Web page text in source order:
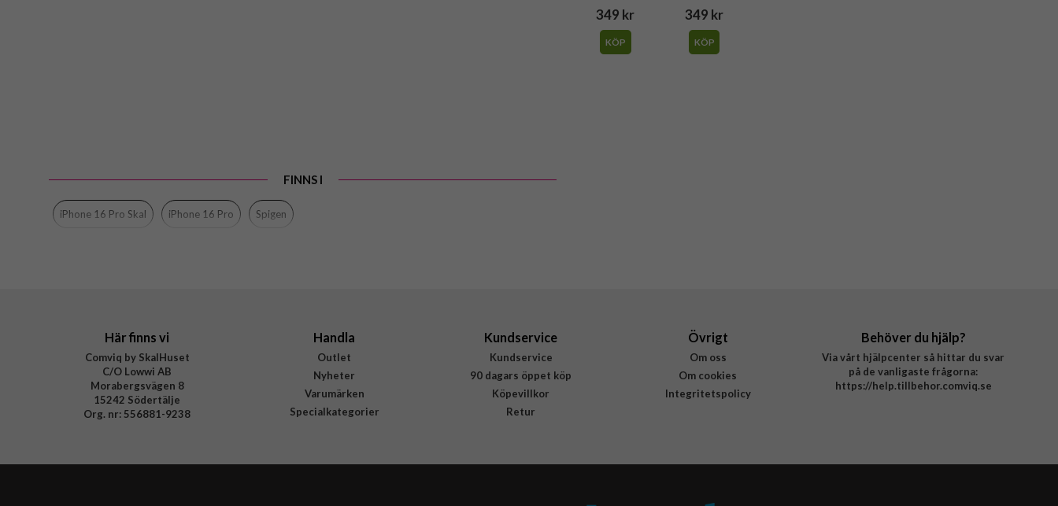
349 kr
KÖP
349 kr
KÖP
FINNS I
iPhone 16 Pro Skal iPhone 16 Pro Spigen
Här finns vi
Comviq by SkalHuset
C/O Lowwi AB
Morabergsvägen 8
15242 Södertälje
Org. nr: 556881-9238
Handla
Outlet
Nyheter
Varumärken
Specialkategorier
Kundservice
Kundservice
90 dagars öppet köp
Köpevillkor
Retur
Övrigt
Om oss
Om cookies
Integritetspolicy
Behöver du hjälp?
Via vårt hjälpcenter så hittar du svar
på de vanligaste frågorna:
https://help.tillbehor.comviq.se